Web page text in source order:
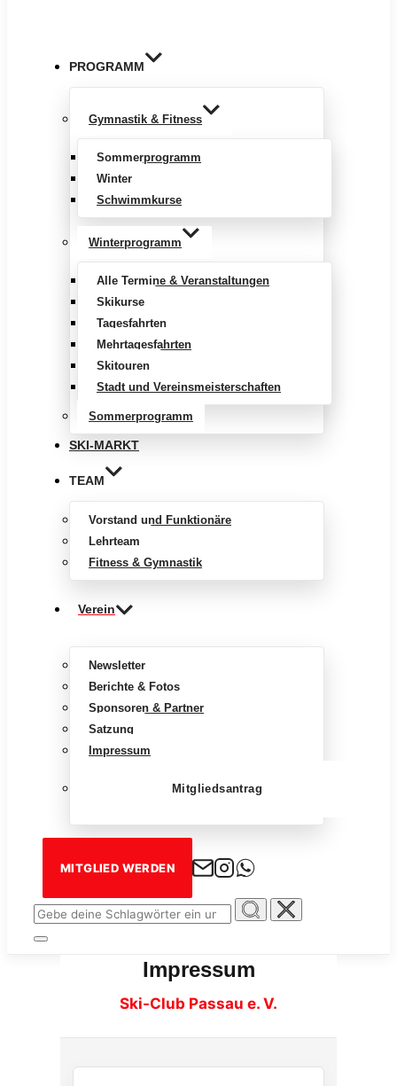
PROGRAMM
Gymnastik & Fitness
Sommerprogramm
Winter
Schwimmkurse
Winterprogramm
Alle Termine & Veranstaltungen
Skikurse
Tagesfahrten
Mehrtagesfahrten
Skitouren
Stadt und Vereinsmeisterschaften
Sommerprogramm
SKI-MARKT
TEAM
Vorstand und Funktionäre
Lehrteam
Fitness & Gymnastik
Verein
Newsletter
Berichte & Fotos
Sponsoren & Partner
Satzung
Impressum
Mitgliedsantrag
MITGLIED WERDEN
Suchen
nach:
Seitenleiste
Impressum
Ski-Club Passau e. V.